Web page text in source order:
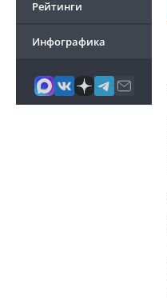
Рейтинги
Инфографика